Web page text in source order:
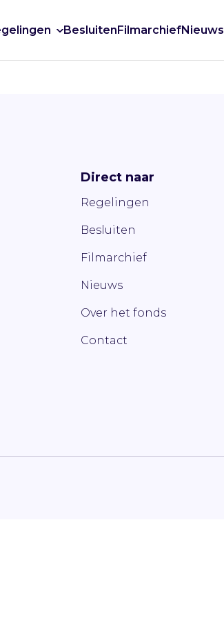
BesluitenFilmarchiefNieuws
Direct naar
Regelingen
Besluiten
Filmarchief
Nieuws
Over het fonds
Contact